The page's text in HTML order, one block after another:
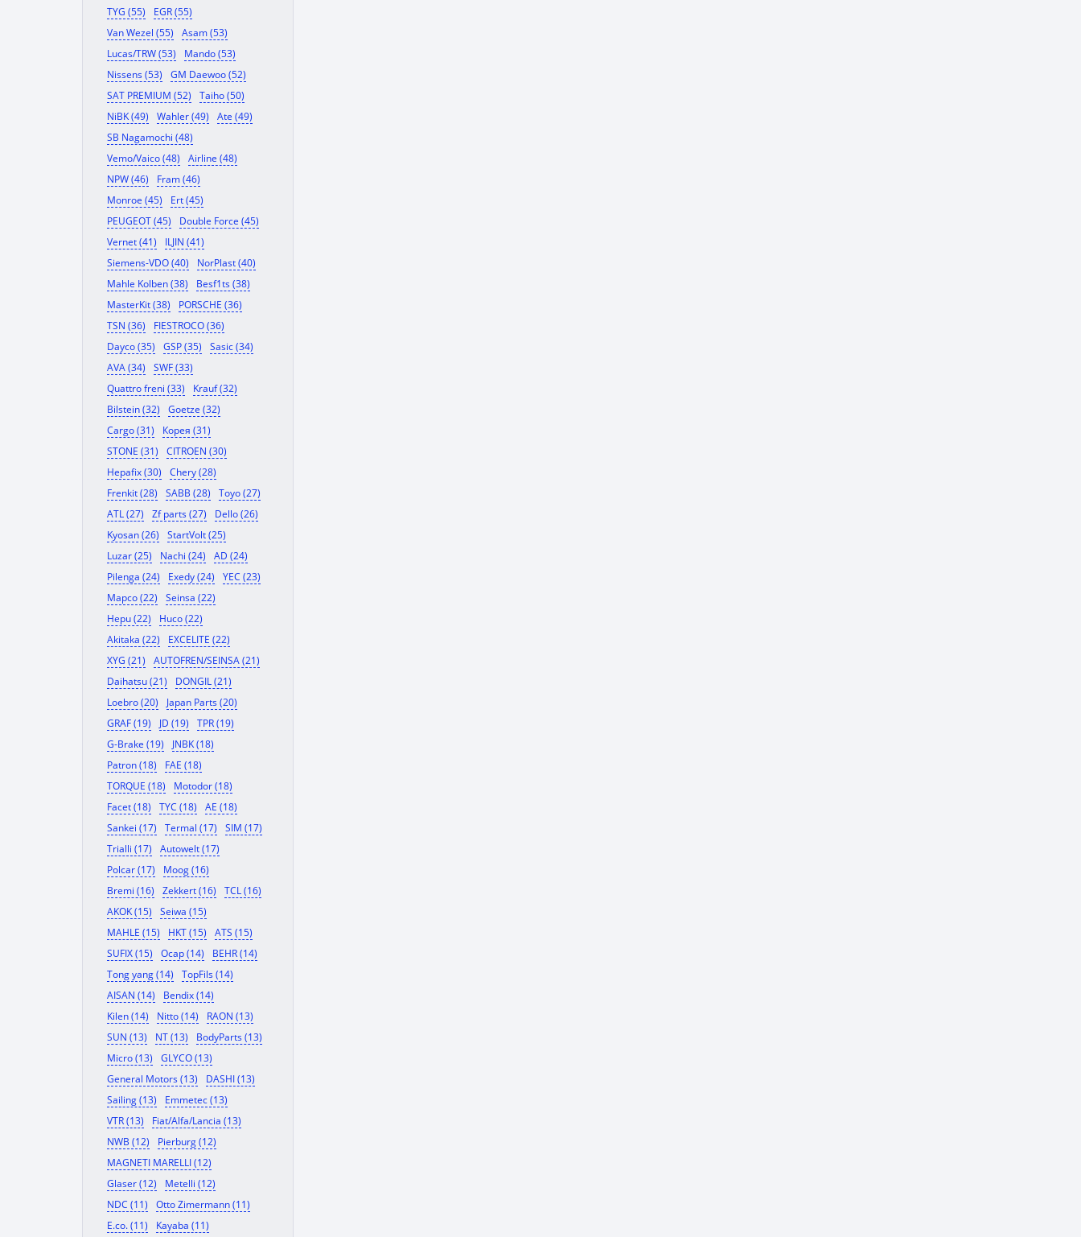
TYG (55)
EGR (55)
Van Wezel (55)
Asam (53)
Lucas/TRW (53)
Mando (53)
Nissens (53)
GM Daewoo (52)
SAT PREMIUM (52)
Taiho (50)
NiBK (49)
Wahler (49)
Ate (49)
SB Nagamochi (48)
Vemo/Vaico (48)
Airline (48)
NPW (46)
Fram (46)
Monroe (45)
Ert (45)
PEUGEOT (45)
Double Force (45)
Vernet (41)
ILJIN (41)
Siemens-VDO (40)
NorPlast (40)
Mahle Kolben (38)
Besf1ts (38)
MasterKit (38)
PORSCHE (36)
TSN (36)
FIESTROCO (36)
Dayco (35)
GSP (35)
Sasic (34)
AVA (34)
SWF (33)
Quattro freni (33)
Krauf (32)
Bilstein (32)
Goetze (32)
Cargo (31)
Корея (31)
STONE (31)
CITROEN (30)
Hepafix (30)
Chery (28)
Frenkit (28)
SABB (28)
Toyo (27)
ATL (27)
Zf parts (27)
Dello (26)
Kyosan (26)
StartVolt (25)
Luzar (25)
Nachi (24)
AD (24)
Pilenga (24)
Exedy (24)
YEC (23)
Mapco (22)
Seinsa (22)
Hepu (22)
Huco (22)
Akitaka (22)
EXCELITE (22)
XYG (21)
AUTOFREN/SEINSA (21)
Daihatsu (21)
DONGIL (21)
Loebro (20)
Japan Parts (20)
GRAF (19)
JD (19)
TPR (19)
G-Brake (19)
JNBK (18)
Patron (18)
FAE (18)
TORQUE (18)
Motodor (18)
Facet (18)
TYC (18)
AE (18)
Sankei (17)
Termal (17)
SIM (17)
Trialli (17)
Autowelt (17)
Polcar (17)
Moog (16)
Bremi (16)
Zekkert (16)
TCL (16)
AKOK (15)
Seiwa (15)
MAHLE (15)
HKT (15)
ATS (15)
SUFIX (15)
Ocap (14)
BEHR (14)
Tong yang (14)
TopFils (14)
AISAN (14)
Bendix (14)
Kilen (14)
Nitto (14)
RAON (13)
SUN (13)
NT (13)
BodyParts (13)
Micro (13)
GLYCO (13)
General Motors (13)
DASHI (13)
Sailing (13)
Emmetec (13)
VTR (13)
Fiat/Alfa/Lancia (13)
NWB (12)
Pierburg (12)
MAGNETI MARELLI (12)
Glaser (12)
Metelli (12)
NDC (11)
Otto Zimermann (11)
E.co. (11)
Kayaba (11)